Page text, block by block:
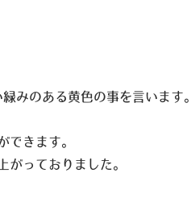
みのある黄色の事を言います。
できます。
っておりました。